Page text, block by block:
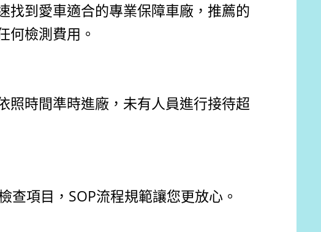
找到愛車適合的專業保障車廠，推薦的
何檢測費用。
照時間準時進廠，未有人員進行接待超
項目，SOP流程規範讓您更放心。